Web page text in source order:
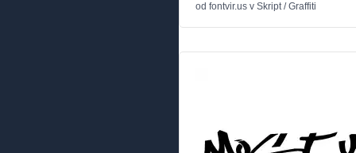
od fontvir.us v Skript/Graffiti